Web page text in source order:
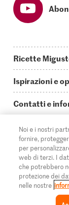
Ricette
Oggi cucino
Piatti principali
Ricette
Aperitivi
Ricette al forno
Ricette per
Ispirazioni e
Storie
Video How to
Glossario
Login Migusto
Rivista Migusto
Contatti e
Guida alle
Contatti
Pubblicità
Scopri
Supermercato
Migros Online
A proposito
DE FR IT
Noi e i nostri
fornire,
per
web di terzi. I
che potrebbero
protezione dei
nelle nostre